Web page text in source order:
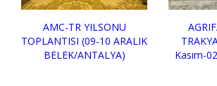
AMC-TR YILSONU
TOPLANTISI (09-10 ARALIK
BELEK/ANTALYA)
Kasım-